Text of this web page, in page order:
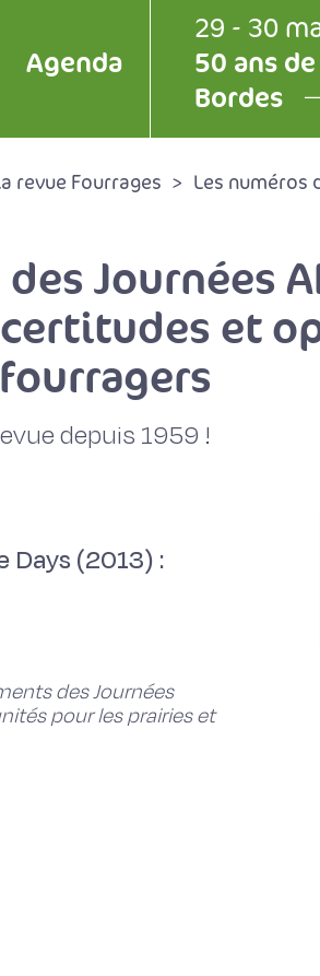
Agenda
29 - 30
50 ans
Bordes
revue Fourrages Les numéros
Journées
et
depuis 1959 !
(2013) :
des Journées
pour les prairies et